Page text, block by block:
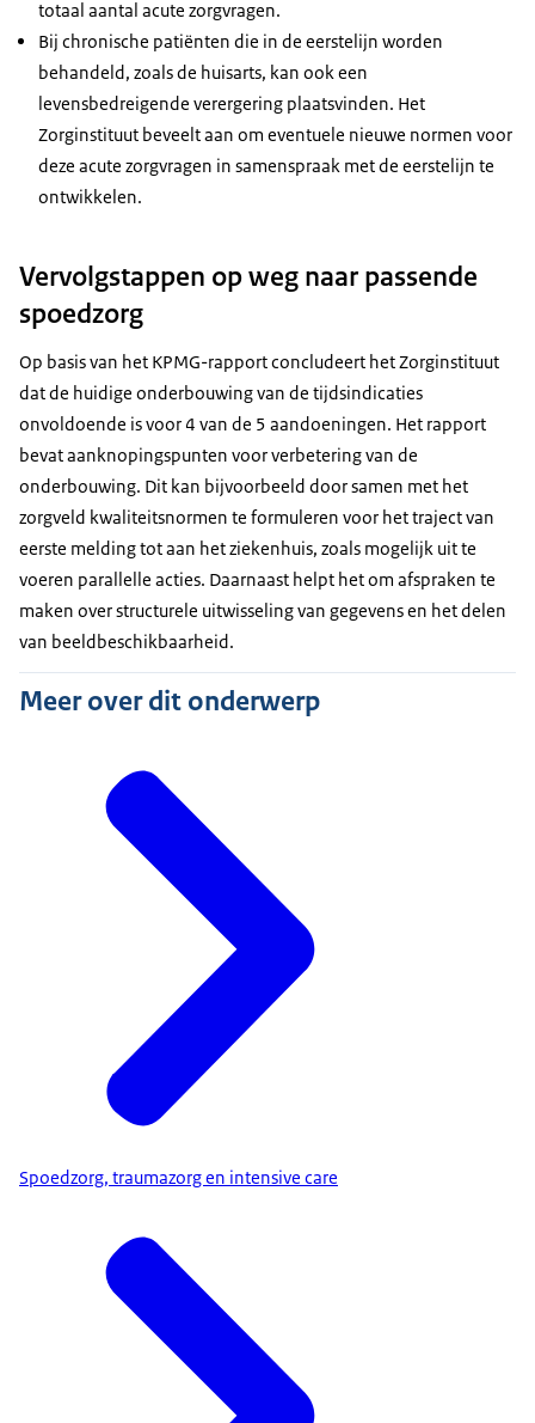
totaal aantal acute zorgvragen.
Bij chronische patiënten die in de eerstelijn worden
behandeld, zoals de huisarts, kan ook een
levensbedreigende verergering plaatsvinden. Het
Zorginstituut beveelt aan om eventuele nieuwe normen voor
deze acute zorgvragen in samenspraak met de eerstelijn te
ontwikkelen.
Vervolgstappen op weg naar passende
spoedzorg
Op basis van het KPMG-rapport concludeert het Zorginstituut
dat de huidige onderbouwing van de tijdsindicaties
onvoldoende is voor 4 van de 5 aandoeningen. Het rapport
bevat aanknopingspunten voor verbetering van de
onderbouwing. Dit kan bijvoorbeeld door samen met het
zorgveld kwaliteitsnormen te formuleren voor het traject van
eerste melding tot aan het ziekenhuis, zoals mogelijk uit te
voeren parallelle acties. Daarnaast helpt het om afspraken te
maken over structurele uitwisseling van gegevens en het delen
van beeldbeschikbaarheid.
Meer over dit onderwerp
Spoedzorg, traumazorg en intensive care